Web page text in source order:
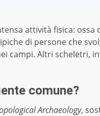
attività fisica:
di persone che
campi. Altri scheletri,
comune?
Archaeology,